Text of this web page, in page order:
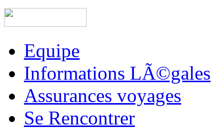
Equipe
Informations LÃ©gales
Assurances voyages
Se Rencontrer